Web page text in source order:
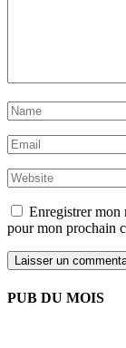
Enregistrer mon
pour mon prochain
PUB DU MOIS